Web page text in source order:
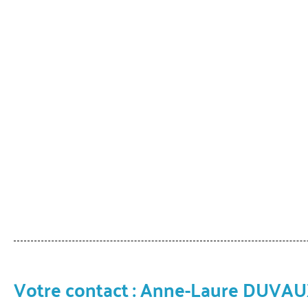
Votre contact : Anne-Laure